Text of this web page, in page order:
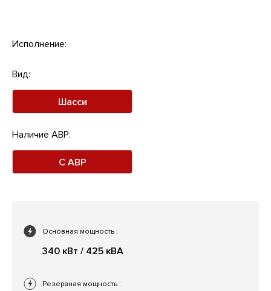
Исполнение:
Вид:
Шасси
Наличие АВР:
С АВР
Основная мощность :
340 кВт / 425 кВА
Резервная мощность :